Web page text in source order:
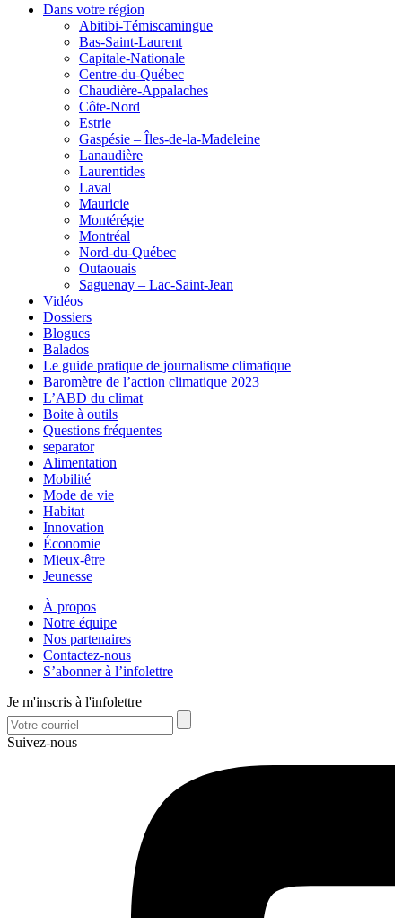
Dans votre région
Abitibi-Témiscamingue
Bas-Saint-Laurent
Capitale-Nationale
Centre-du-Québec
Chaudière-Appalaches
Côte-Nord
Estrie
Gaspésie – Îles-de-la-Madeleine
Lanaudière
Laurentides
Laval
Mauricie
Montérégie
Montréal
Nord-du-Québec
Outaouais
Saguenay – Lac-Saint-Jean
Vidéos
Dossiers
Blogues
Balados
Le guide pratique de journalisme climatique
Baromètre de l’action climatique 2023
L’ABD du climat
Boite à outils
Questions fréquentes
separator
Alimentation
Mobilité
Mode de vie
Habitat
Innovation
Économie
Mieux-être
Jeunesse
À propos
Notre équipe
Nos partenaires
Contactez-nous
S’abonner à l’infolettre
Je m'inscris à l'infolettre
Suivez-nous